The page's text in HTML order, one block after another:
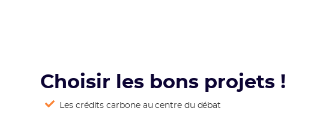
Choisir les bons projets !
Les crédits carbone au centre du débat